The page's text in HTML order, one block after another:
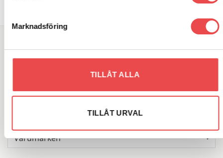
Marknadsföring
TILLÅT ALLA
TILLÅT URVAL